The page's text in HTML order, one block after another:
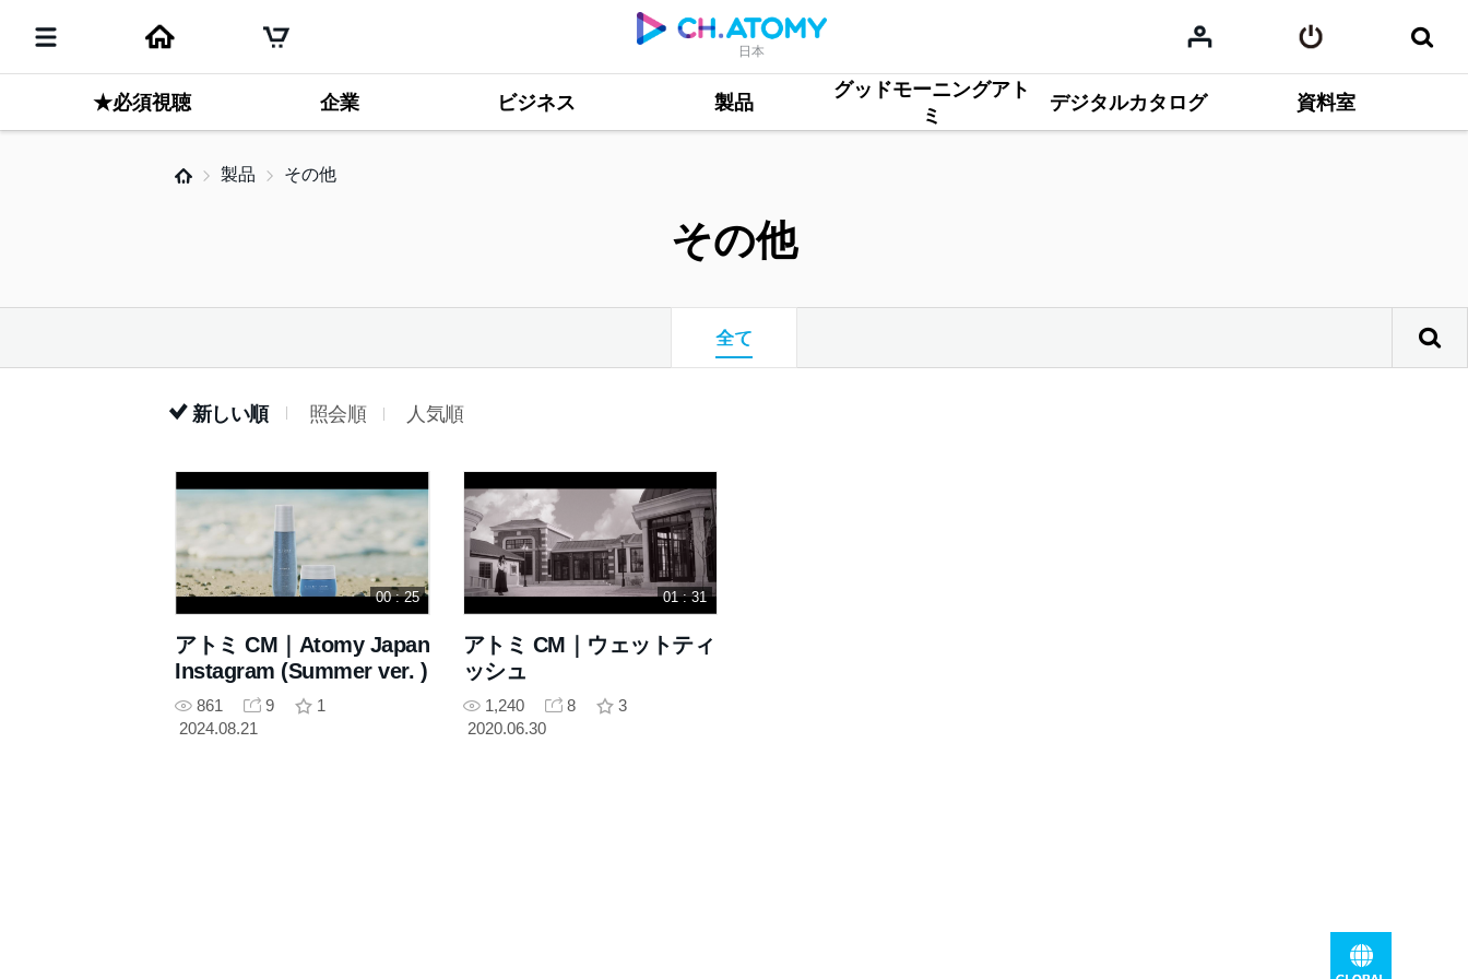
日本
★必須視聴 企業 ビジネス 製品
グッドモーニングアト
ミ
デジタルカタログ 資料室
製品 その他
その他
全て
新しい順 照会順 人気順
00 : 25
アトミ CM｜Atomy Japan
Instagram (Summer ver. )
861 9
1
2024.08.21
01 : 31
アトミ CM｜ウェットティ
ッシュ
1,240 8
3
2020.06.30